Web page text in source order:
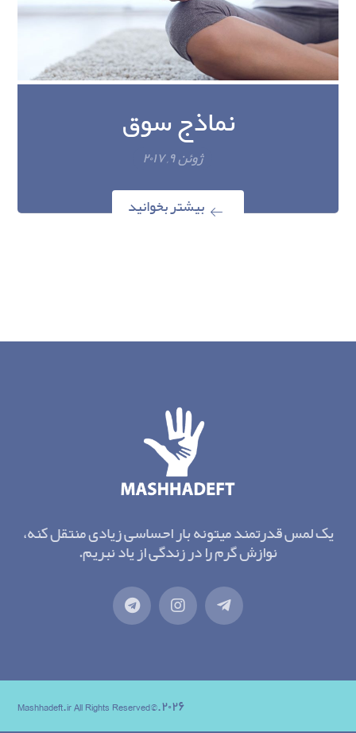
نماذج سوق
ژوئن ۹, ۲۰۱۷
بیشتر بخوانید
یک لمس قدرتمند میتونه بار احساسی زیادی منتقل کنه،
نوازش گرم را در زندگی از یاد نبریم.
۲۰۲۶.©Mashhadeft.ir All Rights Reserved